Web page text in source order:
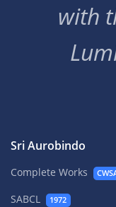
with
Sri Aurobindo
Complete Works
SABCL 1972